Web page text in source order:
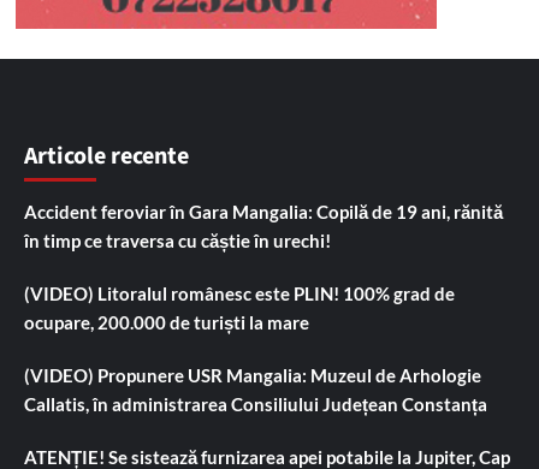
Articole recente
Accident feroviar în Gara Mangalia: Copilă de 19 ani, rănită
în timp ce traversa cu căștie în urechi!
(VIDEO) Litoralul românesc este PLIN! 100% grad de
ocupare, 200.000 de turiști la mare
(VIDEO) Propunere USR Mangalia: Muzeul de Arhologie
Callatis, în administrarea Consiliului Județean Constanța
ATENȚIE! Se sistează furnizarea apei potabile la Jupiter, Cap